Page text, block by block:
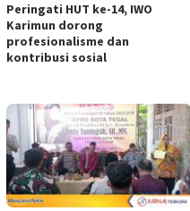
Peringati HUT ke-14, IWO
Karimun dorong
profesionalisme dan
kontribusi sosial